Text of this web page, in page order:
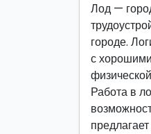
Лод —
городе.
с
Работа в